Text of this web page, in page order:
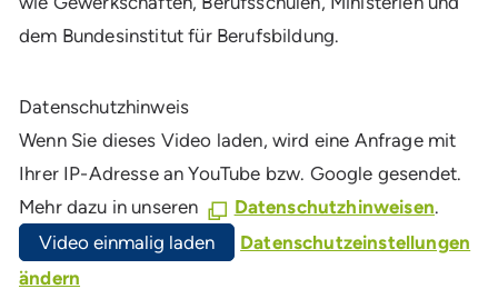
dem Bundesinstitut für Berufsbildung.
Datenschutzhinweis
Wenn Sie dieses Video laden, wird eine Anfrage mit
Ihrer IP-Adresse an YouTube bzw. Google gesendet.
Mehr dazu in unseren
Datenschutzhinweisen.
Video einmalig laden
Datenschutzeinstellungen
ändern